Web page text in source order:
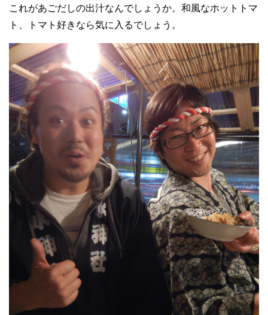
これがあごだしの出汁なんでしょうか。和風なホットトマ
ト、トマト好きなら気に入るでしょう。